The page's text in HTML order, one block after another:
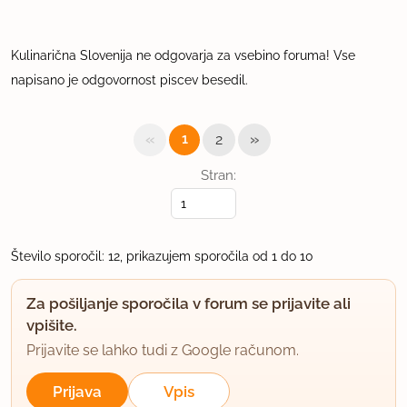
Kulinarična Slovenija ne odgovarja za vsebino foruma! Vse
napisano je odgovornost piscev besedil.
Stran:
« 1 2 »
Število sporočil: 12, prikazujem sporočila od 1 do 10
Za pošiljanje sporočila v forum se prijavite ali
vpišite.
Prijavite se lahko tudi z Google računom.
Prijava Vpis